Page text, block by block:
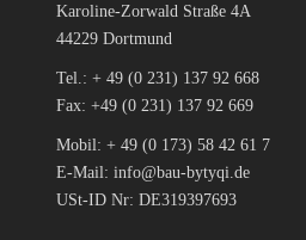
Karoline-Zorwald Straße 4A
44229 Dortmund
Tel.: + 49 (0 231) 137 92 668
Fax: +49 (0 231) 137 92 669
Mobil: + 49 (0 173) 58 42 61 7
E-Mail: info@bau-bytyqi.de
USt-ID Nr: DE319397693